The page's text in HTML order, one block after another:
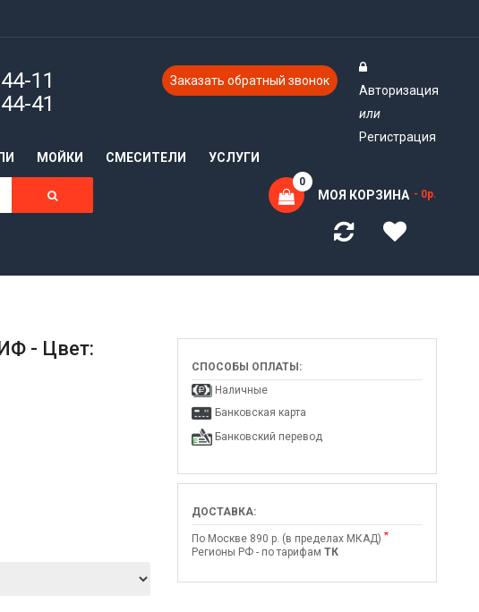
11
41
Заказать обратный звонок
МОЙКИ СМЕСИТЕЛИ УСЛУГИ
Авторизация
или
Регистрация
МОЯ КОРЗИНА
0
- 0р.
- Цвет:
СПОСОБЫ ОПЛАТЫ:
Наличные
Банковская карта
Банковский перевод
ДОСТАВКА:
По Москве 890 р. (в пределах МКАД) *
Регионы РФ - по тарифам ТК